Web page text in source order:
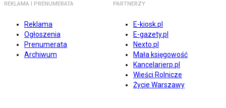
REKLAMA I PRENUMERATA
Reklama
Ogłoszenia
Prenumerata
Archiwum
PARTNERZY
E-kiosk.pl
E-gazety.pl
Nexto.pl
Mała księgowość
Kancelarierp.pl
Wieści Rolnicze
Życie Warszawy